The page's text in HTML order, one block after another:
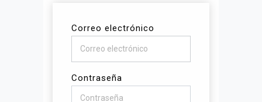
Correo electrónico
Contraseña